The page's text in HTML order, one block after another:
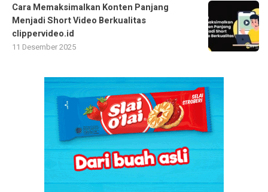
Cara Memaksimalkan Konten Panjang
Menjadi Short Video Berkualitas
clippervideo.id
11 Desember 2025